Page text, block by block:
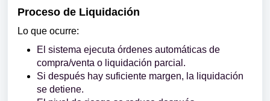
Proceso de Liquidación
Lo que ocurre:
El sistema ejecuta órdenes automáticas de
compra/venta o liquidación parcial.
Si después hay suficiente margen, la liquidación
se detiene.